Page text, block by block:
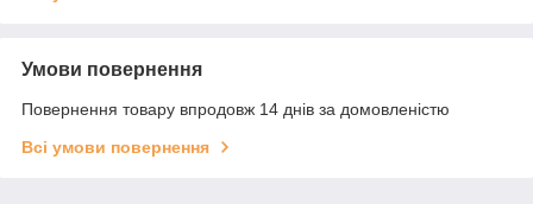
Умови повернення
Повернення товару впродовж 14 днів за домовленістю
Всі умови повернення